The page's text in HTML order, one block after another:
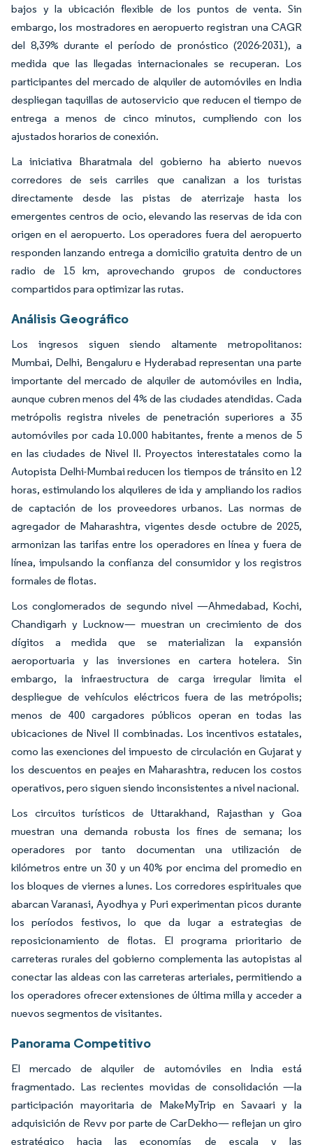
bajos y la ubicación flexible de los puntos de venta. Sin
embargo, los mostradores en aeropuerto registran una CAGR
del 8,39% durante el período de pronóstico (2026-2031), a
medida que las llegadas internacionales se recuperan. Los
participantes del mercado de alquiler de automóviles en India
despliegan taquillas de autoservicio que reducen el tiempo de
entrega a menos de cinco minutos, cumpliendo con los
ajustados horarios de conexión.
La iniciativa Bharatmala del gobierno ha abierto nuevos
corredores de seis carriles que canalizan a los turistas
directamente desde las pistas de aterrizaje hasta los
emergentes centros de ocio, elevando las reservas de ida con
origen en el aeropuerto. Los operadores fuera del aeropuerto
responden lanzando entrega a domicilio gratuita dentro de un
radio de 15 km, aprovechando grupos de conductores
compartidos para optimizar las rutas.
Análisis Geográfico
Los ingresos siguen siendo altamente metropolitanos:
Mumbai, Delhi, Bengaluru e Hyderabad representan una parte
importante del mercado de alquiler de automóviles en India,
aunque cubren menos del 4% de las ciudades atendidas. Cada
metrópolis registra niveles de penetración superiores a 35
automóviles por cada 10.000 habitantes, frente a menos de 5
en las ciudades de Nivel II. Proyectos interestatales como la
Autopista Delhi-Mumbai reducen los tiempos de tránsito en 12
horas, estimulando los alquileres de ida y ampliando los radios
de captación de los proveedores urbanos. Las normas de
agregador de Maharashtra, vigentes desde octubre de 2025,
armonizan las tarifas entre los operadores en línea y fuera de
línea, impulsando la confianza del consumidor y los registros
formales de flotas.
Los conglomerados de segundo nivel —Ahmedabad, Kochi,
Chandigarh y Lucknow— muestran un crecimiento de dos
dígitos a medida que se materializan la expansión
aeroportuaria y las inversiones en cartera hotelera. Sin
embargo, la infraestructura de carga irregular limita el
despliegue de vehículos eléctricos fuera de las metrópolis;
menos de 400 cargadores públicos operan en todas las
ubicaciones de Nivel II combinadas. Los incentivos estatales,
como las exenciones del impuesto de circulación en Gujarat y
los descuentos en peajes en Maharashtra, reducen los costos
operativos, pero siguen siendo inconsistentes a nivel nacional.
Los circuitos turísticos de Uttarakhand, Rajasthan y Goa
muestran una demanda robusta los fines de semana; los
operadores por tanto documentan una utilización de
kilómetros entre un 30 y un 40% por encima del promedio en
los bloques de viernes a lunes. Los corredores espirituales que
abarcan Varanasi, Ayodhya y Puri experimentan picos durante
los períodos festivos, lo que da lugar a estrategias de
reposicionamiento de flotas. El programa prioritario de
carreteras rurales del gobierno complementa las autopistas al
conectar las aldeas con las carreteras arteriales, permitiendo a
los operadores ofrecer extensiones de última milla y acceder a
nuevos segmentos de visitantes.
Panorama Competitivo
El mercado de alquiler de automóviles en India está
fragmentado. Las recientes movidas de consolidación —la
participación mayoritaria de MakeMyTrip en Savaari y la
adquisición de Revv por parte de CarDekho— reflejan un giro
estratégico hacia las economías de escala y las